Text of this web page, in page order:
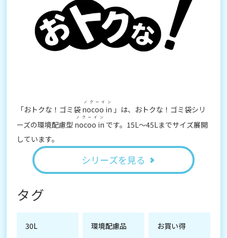
「おトクな！ゴミ袋 nocoo in
ノクーイン
」は、おトクな！ゴミ袋シリ
ーズの環境配慮型 nocoo in
ノクーイン
しています。
シリーズを見る
タグ
30L 環境配慮品 お買い得